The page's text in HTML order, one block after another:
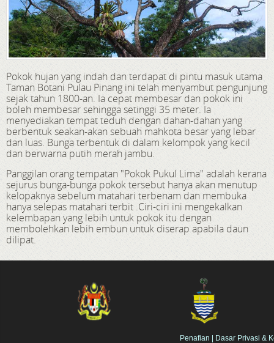
Pokok hujan yang indah dan terdapat di pintu masuk utama
Taman Botani Pulau Pinang ini telah menyambut pengunjung
sejak tahun 1800-an. Ia cepat membesar dan pokok ini
boleh membesar sehingga setinggi 35 meter. Ia
menyediakan tempat teduh dengan dahan-dahan yang
berbentuk seakan-akan sebuah mahkota besar yang lebar
dan luas. Bunga terbentuk di dalam kelompok yang kecil
dan berwarna putih merah jambu.
Panggilan orang tempatan "Pokok Pukul Lima" adalah kerana
sejurus bunga-bunga pokok tersebut hanya akan menutup
kelopaknya sebelum matahari terbenam dan membuka
hanya selepas matahari terbit .Ciri-ciri ini mengekalkan
kelembapan yang lebih untuk pokok itu dengan
membolehkan lebih embun untuk diserap apabila daun
dilipat.
Penafian | Dasar Privasi &